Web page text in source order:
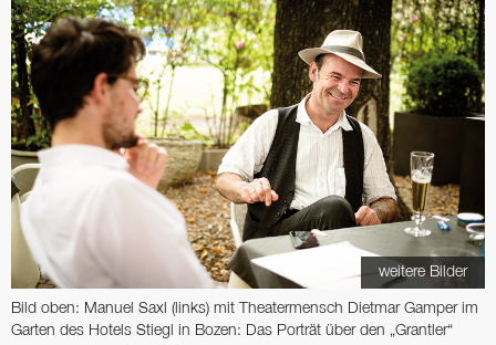
weitere Bilder
Bild oben: Manuel Saxl (links) mit Theatermensch Dietmar Gamper im
Garten des Hotels Stiegl in Bozen: Das Porträt über den „Grantler“